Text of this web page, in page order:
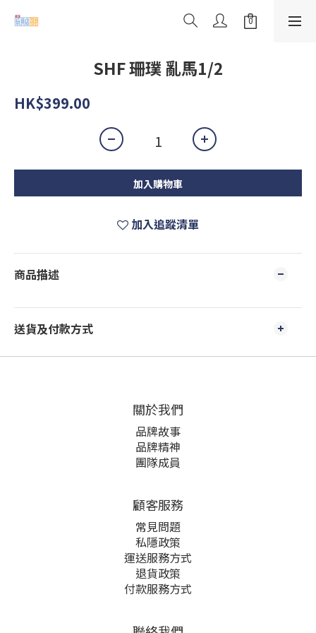
SHF 珊璞 亂馬1/2
HK$399.00
加入購物車
加入追蹤清單
商品描述
送貨及付款方式
關於我們
品牌故事
品牌精神
團隊成員
顧客服務
常見問題
私隱政策
運送服務方式
退貨政策
付款服務方式